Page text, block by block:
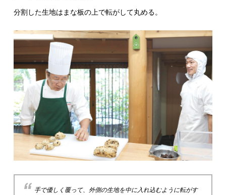
分割した生地はまな板の上で転がして丸める。
手で優しく覆って、外側の生地を中に入れ込むように転がす